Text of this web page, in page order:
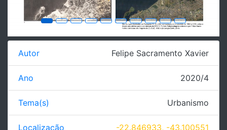
Autor Felipe Sacramento Xavier
Ano 2020/4
Tema(s) Urbanismo
Localização -22.846933, -43.100551